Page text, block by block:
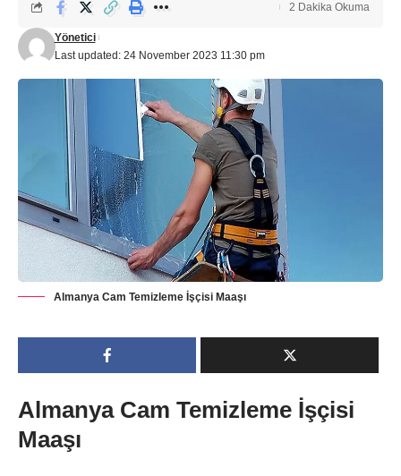
Last updated: 24 November 2023 11:30 pm
Yönetici
2 Dakika Okuma
Almanya Cam Temizleme İşçisi Maaşı
Almanya Cam Temizleme İşçisi
Maaşı